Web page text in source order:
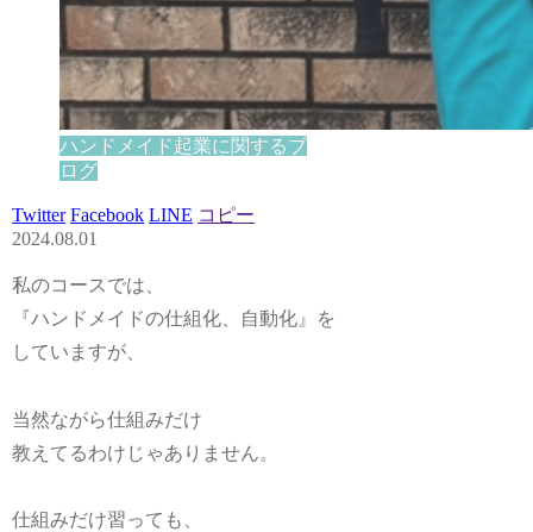
ハンドメイド起業に関するブ
ログ
Twitter Facebook LINE コピー
2024.08.01
私のコースでは、
『ハンドメイドの仕組化、自動化』
を
していますが、
当然ながら仕組みだけ
教えてるわけじゃありません。
仕組みだけ習っても、